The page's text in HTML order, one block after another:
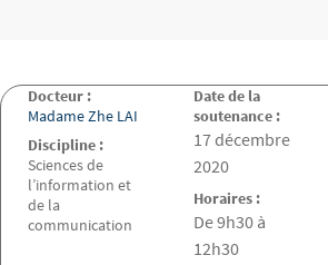
Docteur :
Madame Zhe LAI
Discipline :
Sciences de
l’information et
de la
communication
Date de la
soutenance :
Date de la
17 décembre
2020
Horaires :
De 9h30 à
12h30